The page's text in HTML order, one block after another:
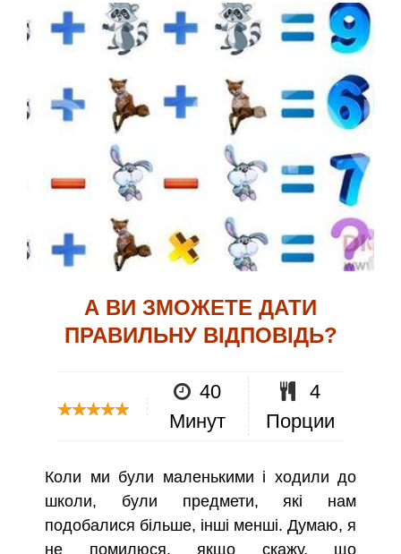
А ВИ ЗМОЖЕТЕ ДАТИ
ПРАВИЛЬНУ ВІДПОВІДЬ?
40
Минут
4
Порции
Коли ми були маленькими і ходили до
школи, були предмети, які нам
подобалися більше, інші менші. Думаю, я
не помилюся, якщо скажу, що